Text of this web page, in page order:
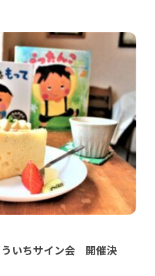
いちサイン会 開催決